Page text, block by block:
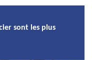
sont les plus